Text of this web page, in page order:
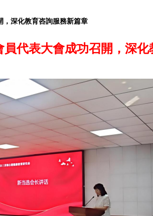
，深化教育咨詢服務新篇章
代表大會成功召開，深